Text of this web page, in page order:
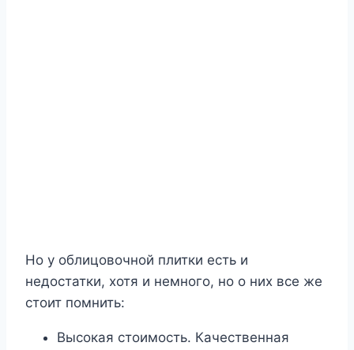
Но у облицовочной плитки есть и
недостатки, хотя и немного, но о них все же
стоит помнить:
Высокая стоимость. Качественная